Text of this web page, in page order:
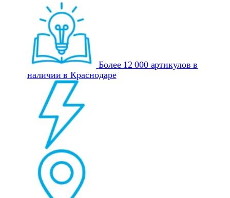
Более 12 000 артикулов в
наличии в Краснодаре